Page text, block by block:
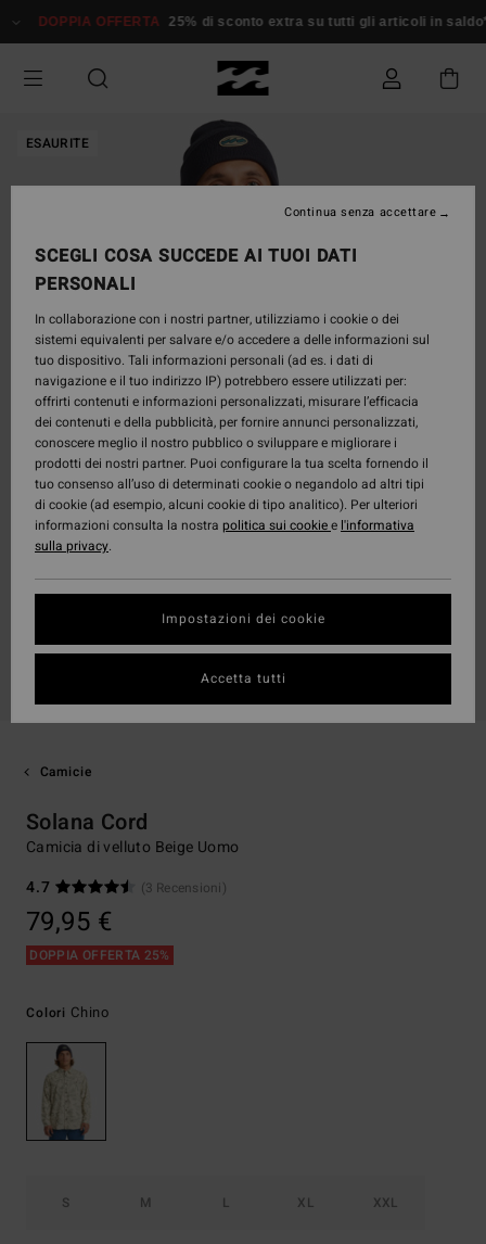
alle
prodotto
DOPPIA OFFERTA 25% di sconto extra su tutti gli articoli in
ESAURITE
Camicie
Solana Cord
Camicia di velluto Beige Uomo
4.7
(3 Recensioni)
79,95 €
DOPPIA OFFERTA 25%
Colori Chino
S M L XL XXL
SCEGLI COSA SUCCEDE AI TUOI DATI
PERSONALI
In collaborazione con i nostri partner, utilizziamo i cookie o dei
sistemi equivalenti per salvare e/o accedere a delle informazioni sul
tuo dispositivo. Tali informazioni personali (ad es. i dati di
navigazione e il tuo indirizzo IP) potrebbero essere utilizzati per:
offrirti contenuti e informazioni personalizzati, misurare l’efficacia
dei contenuti e della pubblicità, per fornire annunci personalizzati,
conoscere meglio il nostro pubblico o sviluppare e migliorare i
prodotti dei nostri partner. Puoi configurare la tua scelta fornendo il
tuo consenso all’uso di determinati cookie o negandolo ad altri tipi
di cookie (ad esempio, alcuni cookie di tipo analitico). Per ulteriori
informazioni consulta la nostra politica sui cookiee l'informativa
sulla privacy.
Impostazioni dei cookie
Continua senza accettare
Accetta tutti